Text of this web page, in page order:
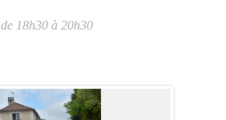
de 18h30 à 20h30